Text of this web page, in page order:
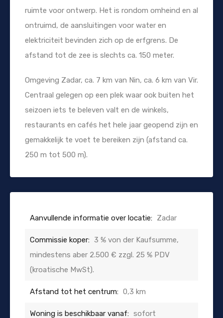
ruimte voor ontwerp. Het is rondom omheind en al
ontruimd, de aansluitingen voor water en
elektriciteit bevinden zich op de erfgrens. De
afstand tot de zee is slechts ca. 150 meter.
Omgeving Zadar, ca. 7 km van Nin, ca. 6 km van Vir.
Centraal gelegen op een plek waar ook buiten het
seizoen iets te beleven valt en de winkels,
restaurants en cafés het hele jaar geopend zijn en
gemakkelijk te voet te bereiken zijn (afstand ca.
250 m tot 500 m).
Aanvullende informatie over locatie: Zadar
Commissie koper: 3 % von der Kaufsumme,
mindestens aber 2.500 € zzgl. 25 % PDV
(kroatische MwSt).
Afstand tot het centrum: 0,3 km
Woning is beschikbaar vanaf: sofort